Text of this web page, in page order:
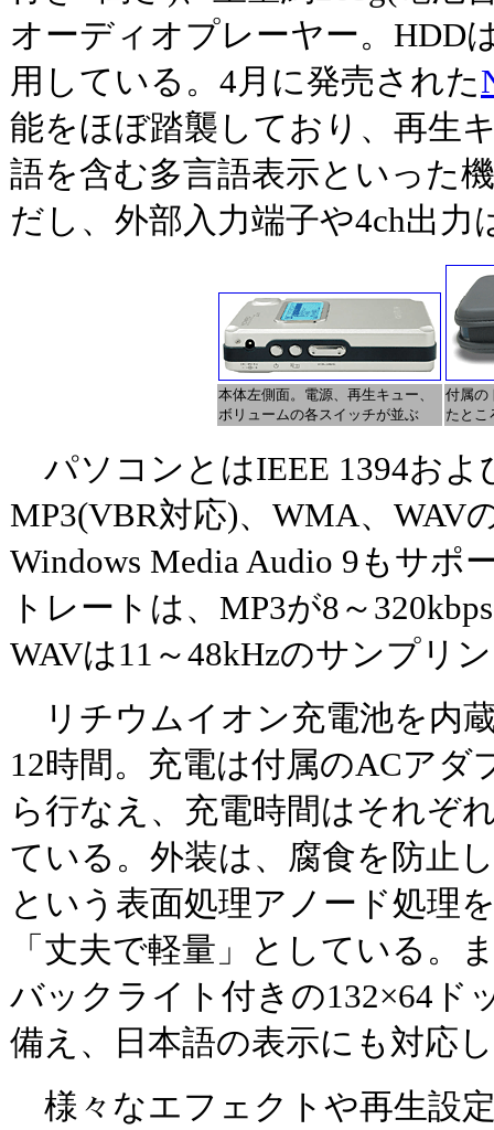
オーディオプレーヤー。HDD
用している。4月に発売された
能をほぼ踏襲しており、再生
語を含む多言語表示といった
だし、外部入力端子や4ch出力
本体左側面。電源、再生キュー、
ボリュームの各スイッチが並ぶ
付属の
たとこ
パソコンとはIEEE 1394およ
MP3(VBR対応)、WMA、WAV
Windows Media Audio 9もサポ
トレートは、MP3が8～
WAVは11～48kHzのサンプリ
リチウムイオン充電池を内
12時間。充電は付属のACアダ
ら行なえ、充電時間はそれぞ
ている。外装は、腐食を防止
という表面処理アノード処理
「丈夫で軽量」としている。
バックライト付きの132×64ド
備え、日本語の表示にも対応
様々なエフェクトや再生設